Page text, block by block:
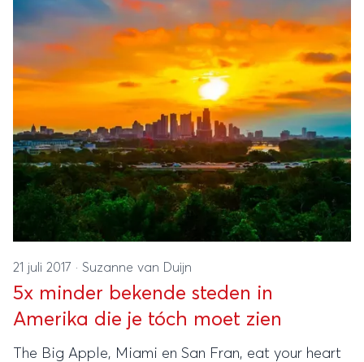
21 juli 2017 · Suzanne van Duijn
5x minder bekende steden in
Amerika die je tóch moet zien
The Big Apple, Miami en San Fran, eat your heart